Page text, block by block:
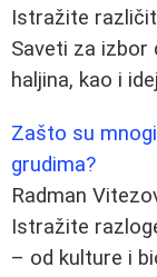
Istražite
Saveti za izbor
haljina, kao i
Zašto su
grudima?
Radman
Istražite
– od kulture i